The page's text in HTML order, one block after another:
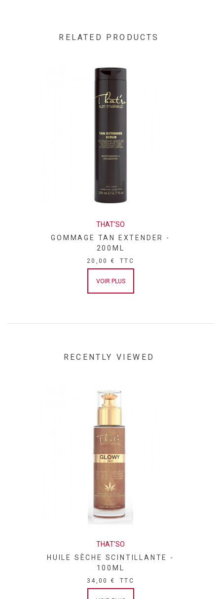
RELATED PRODUCTS
THAT'SO
GOMMAGE TAN EXTENDER -
200ML
20,00 € TTC
VOIR PLUS
RECENTLY VIEWED
THAT'SO
HUILE SÈCHE SCINTILLANTE -
100ML
34,00 € TTC